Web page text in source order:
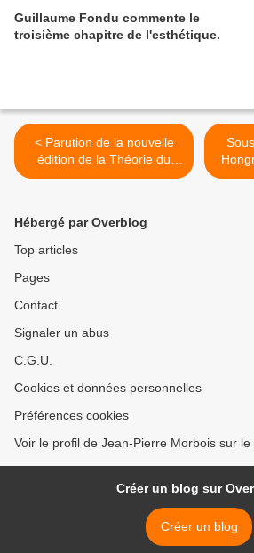
Guillaume Fondu commente le
troisième chapitre de l'esthétique.
< Parution de la nouvelle
édition de la Théorie du
Roman
Hébergé par Overblog
Top articles
Pages
Contact
Signaler un abus
C.G.U.
Cookies et données personnelles
Préférences cookies
Voir le profil de Jean-Pierre Morbois sur
Créer un blog sur
Créer un blog